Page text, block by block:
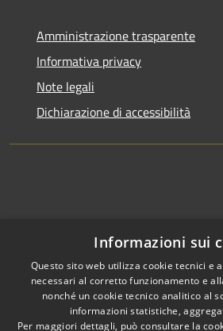
Amministrazione trasparente
Informativa privacy
Note legali
Dichiarazione di accessibilità
RSS
Informazioni sui
Questo sito web utilizza cookie tecnici e
necessari al corretto funzionamento e
nonché un cookie tecnico analitico al
informazioni statistiche,
Per maggiori dettagli, può consultare la